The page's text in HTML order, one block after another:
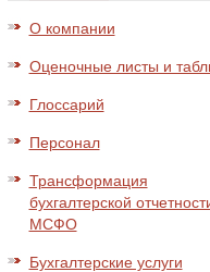
О компании
Оценочные листы и
Глоссарий
Персонал
Трансформация
бухгалтерской
МСФО
Бухгалтерские услуги